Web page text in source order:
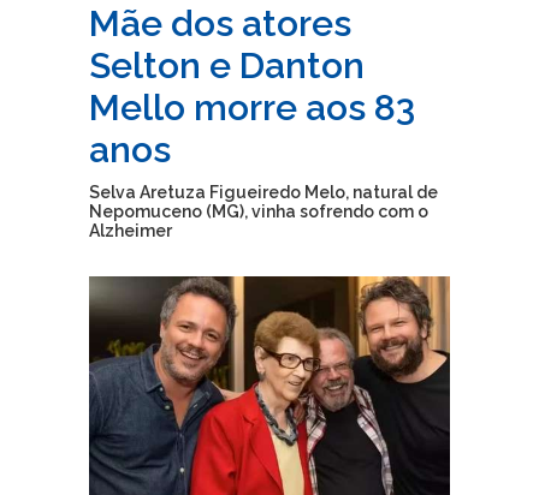
Mãe dos atores
Selton e Danton
Mello morre aos 83
anos
Selva Aretuza Figueiredo Melo, natural de
Nepomuceno (MG), vinha sofrendo com o
Alzheimer